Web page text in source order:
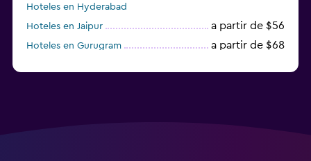
Hoteles en Hyderabad
Hoteles en Jaipur
a partir de $56
Hoteles en Gurugram a partir de $68